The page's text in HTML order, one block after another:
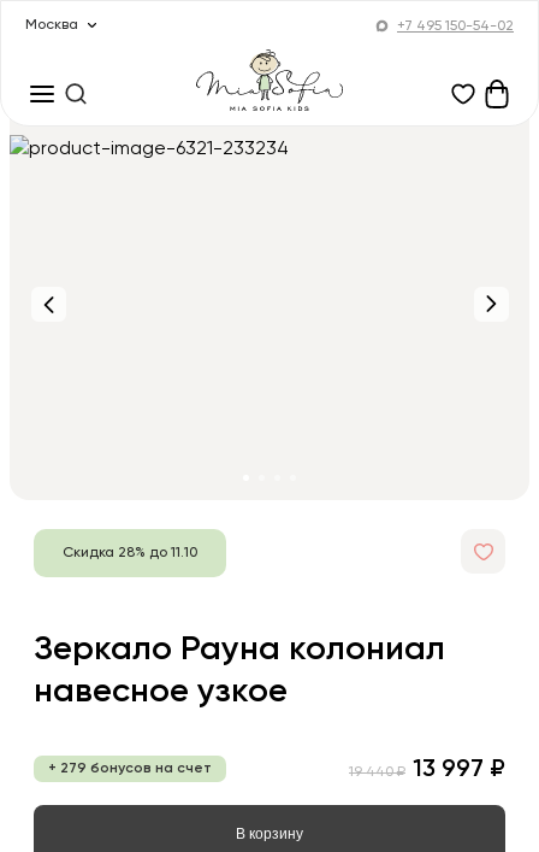
Москва +7 495 150-54-02
Скидка 28% до 11.10
Зеркало Рауна колониал
навесное узкое
+ 279 бонусов на счет 19 440 ₽ 13 997 ₽
В корзину